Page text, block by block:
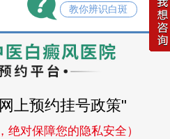
教你辨识白斑
上预约挂号政策"
绝对保障您的隐私安全）